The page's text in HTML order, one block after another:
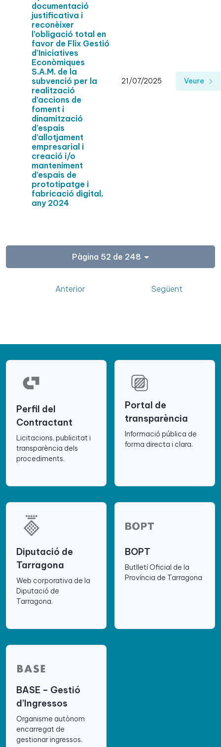
documentació
justificativa i
reconèixer
l’obligació total en
favor de Flix Gestió
d’Iniciatives
Econòmiques
S.A.M. de la
subvenció per la
realització
d’accions de
foment i
dinamització
d’espais
d’allotjament
empresarial i
creació i/o
manteniment
d’espais de
prototipatge i
fabricació digital,
any 2024
21/07/2025 Veure
Pàgina 52 de 248
Anterior Següent
Perfil del
Contractant
Licitacions, publicitat i
transparència dels
procediments.
Portal de
transparència
Informació pública de
forma directa i clara.
Diputació de
Tarragona
Web corporativa de la
Diputació de
Tarragona.
BOPT
Butlletí Oficial de la
Província de Tarragona
BASE – Gestió
d’Ingressos
Organisme autònom
encarregat de
gestionar ingressos.